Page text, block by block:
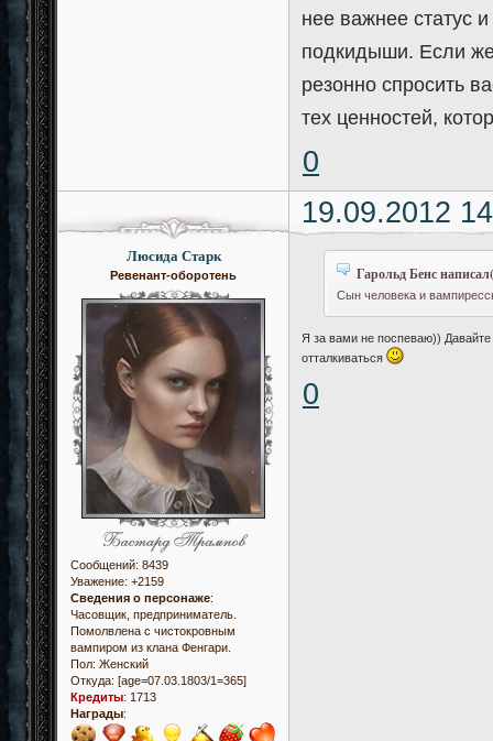
нее важнее статус
подкидыши. Если
резонно спросить
тех ценностей,
0
19.09.2012
Люсида Старк
Ревенант-оборотень
Сообщений: 8439
Уважение: +2159
Сведения о персонаже:
Часовщик, предприниматель.
Помолвлена с чистокровным
вампиром из клана Фенгари.
Пол: Женский
Откуда: [age=07.03.1803/1=365]
Кредиты: 1713
Награды:
Гарольд Бенс
Сын человека и
Я за вами не поспеваю))
отталкиваться
0